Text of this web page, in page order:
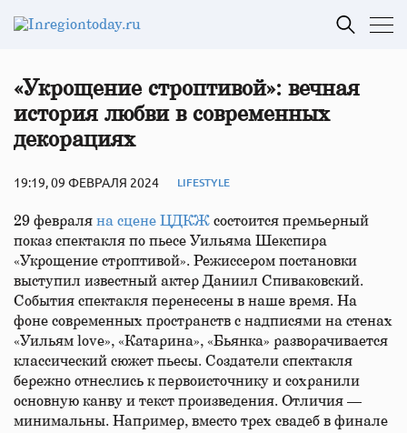
«Укрощение строптивой»: вечная
история любви в современных
декорациях
19:19, 09 ФЕВРАЛЯ 2024 LIFESTYLE
29 февраля на сцене ЦДКЖ состоится премьерный
показ спектакля по пьесе Уильяма Шекспира
«Укрощение строптивой». Режиссером постановки
выступил известный актер Даниил Спиваковский.
События спектакля перенесены в наше время. На
фоне современных пространств с надписями на стенах
«Уильям love», «Катарина», «Бьянка» разворачивается
классический сюжет пьесы. Создатели спектакля
бережно отнеслись к первоисточнику и сохранили
основную канву и текст произведения. Отличия —
минимальны. Например, вместо трех свадеб в финале